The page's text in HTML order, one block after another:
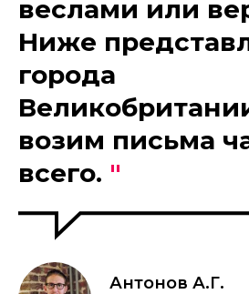
веслами или
Ниже
города
возим письма
всего. "
Антонов А.Г.